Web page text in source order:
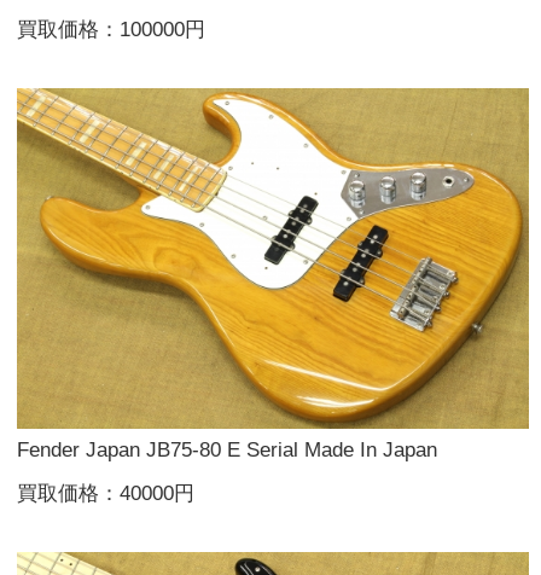
買取価格：100000円
Fender Japan JB75-80 E Serial Made In Japan
買取価格：40000円